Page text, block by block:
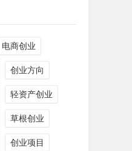
电商创业
创业方向
轻资产创业
草根创业
创业项目